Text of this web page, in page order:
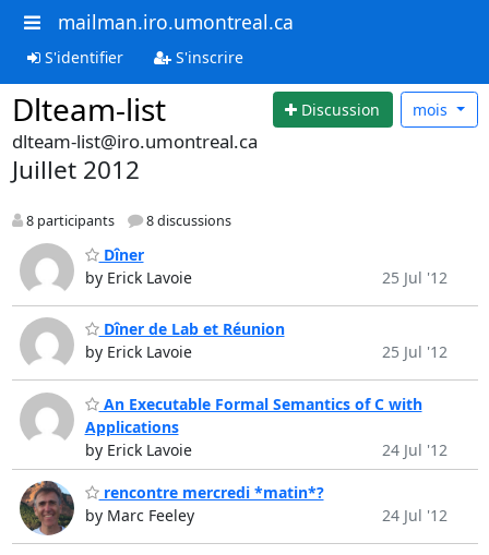
mailman.iro.umontreal.ca
S'identifier S'inscrire
Dlteam-list Discussion mois
dlteam-list@iro.umontreal.ca
Juillet 2012
8 participants 8 discussions
Dîner
by Erick Lavoie
25 Jul '12
Dîner de Lab et Réunion
by Erick Lavoie
25 Jul '12
An Executable Formal Semantics of C with
Applications
by Erick Lavoie
24 Jul '12
rencontre mercredi *matin*?
by Marc Feeley
24 Jul '12